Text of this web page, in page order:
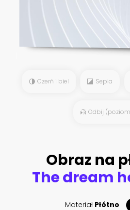
Czerń i biel Sepia
Odbij
Obraz na
The dream
Materiał Płótno